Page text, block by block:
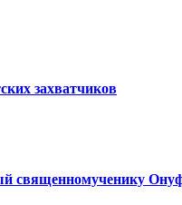
захватчиков
священномученику